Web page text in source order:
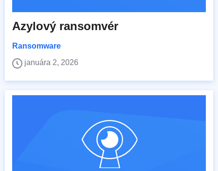
Azylový ransomvér
Ransomware
januára 2, 2026